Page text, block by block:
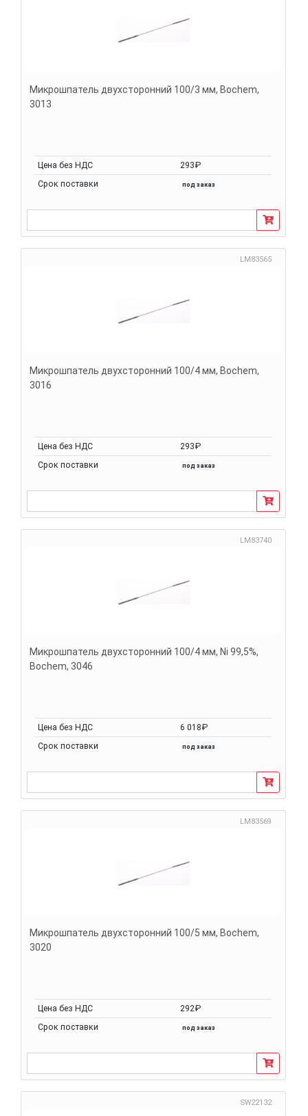
Микрошпатель двухсторонний 100/3 мм, Bochem,
3013
Цена без НДС
293₽
Срок поставки
под заказ
LM83565
Микрошпатель двухсторонний 100/4 мм, Bochem,
3016
Цена без НДС
293₽
Срок поставки
под заказ
LM83740
Микрошпатель двухсторонний 100/4 мм, Ni 99,5%,
Bochem, 3046
Цена без НДС
6 018₽
Срок поставки
под заказ
LM83569
Микрошпатель двухсторонний 100/5 мм, Bochem,
3020
Цена без НДС
292₽
Срок поставки
под заказ
SW22132